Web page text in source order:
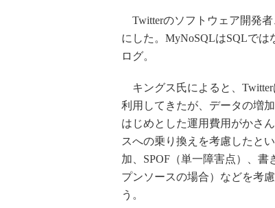
Twitterのソフトウェア開発
にした。MyNoSQLはSQLで
ログ。
キングス氏によると、Twitter
利用してきたが、データの増
はじめとした運用費用がかさ
スへの乗り換えを考慮したと
加、SPOF（単一障害点）、
プンソースの場合）などを考
う。